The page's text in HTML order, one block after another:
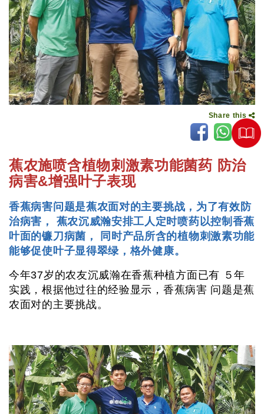
Share this
蕉农施喷含植物刺激素功能菌药 防治
病害&增强叶子表现
香蕉病害问题是蕉农面对的主要挑战，为了有效防
治病害， 蕉农沉威瀚安排工人定时喷药以控制香蕉
叶面的镰刀病菌， 同时产品所含的植物刺激素功能
能够促使叶子显得翠绿，格外健康。
今年37岁的农友沉威瀚在香蕉种植方面已有 ５年
实践，根据他过往的经验显示，香蕉病害 问题是蕉
农面对的主要挑战。